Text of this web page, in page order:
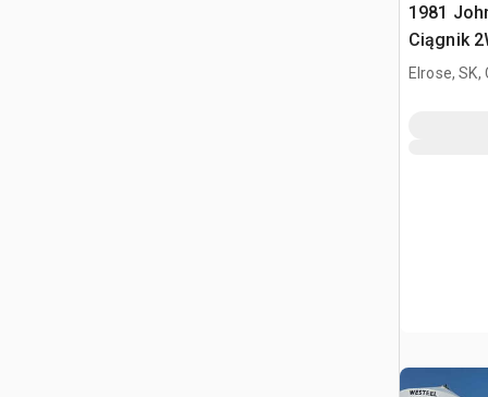
1981
Ciągnik
Elrose, SK,